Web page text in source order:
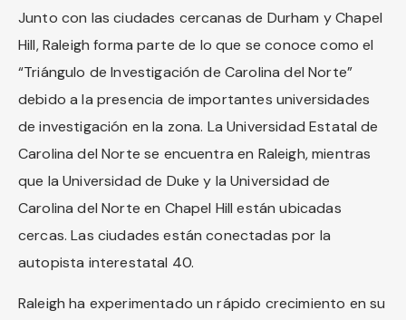
Junto con las ciudades cercanas de Durham y Chapel
Hill, Raleigh forma parte de lo que se conoce como el
“Triángulo de Investigación de Carolina del Norte”
debido a la presencia de importantes universidades
de investigación en la zona. La Universidad Estatal de
Carolina del Norte se encuentra en Raleigh, mientras
que la Universidad de Duke y la Universidad de
Carolina del Norte en Chapel Hill están ubicadas
cercas. Las ciudades están conectadas por la
autopista interestatal 40.
Raleigh ha experimentado un rápido crecimiento en su